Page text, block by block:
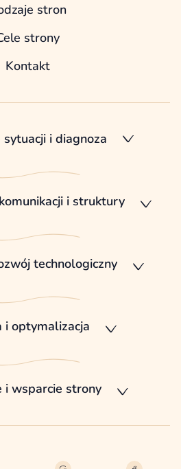
stron
strony
Kontakt
i diagnoza
i struktury
technologiczny
i optymalizacja
i wsparcie strony